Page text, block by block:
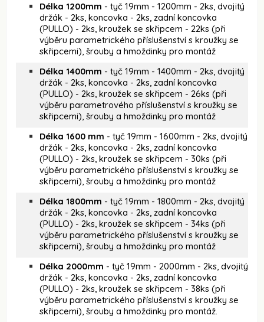
Délka 1200mm - tyč 19mm - 1200mm - 2ks, dvojitý
držák - 2ks, koncovka - 2ks, zadní koncovka
(PULLO) - 2ks, kroužek se skřipcem - 22ks (při
výběru parametrického příslušenství s kroužky se
skřipcemi), šrouby a hmoždinky pro montáž
Délka 1400mm - tyč 19mm - 1400mm - 2ks, dvojitý
držák - 2ks, koncovka - 2ks, zadní koncovka
(PULLO) - 2ks, kroužek se skřipcem - 26ks (při
výběru parametrového příslušenství s kroužky se
skřipcemi), šrouby a hmoždinky pro montáž
Délka 1600 mm - tyč 19mm - 1600mm - 2ks, dvojitý
držák - 2ks, koncovka - 2ks, zadní koncovka
(PULLO) - 2ks, kroužek se skřipcem - 30ks (při
výběru parametrického příslušenství s kroužky se
skřipcemi), šrouby a hmoždinky pro montáž
Délka 1800mm - tyč 19mm - 1800mm - 2ks, dvojitý
držák - 2ks, koncovka - 2ks, zadní koncovka
(PULLO) - 2ks, kroužek se skřipcem - 34ks (při
výběru parametrického příslušenství s kroužky se
skřipcemi), šrouby a hmoždinky pro montáž
Délka 2000mm - tyč 19mm - 2000mm - 2ks, dvojitý
držák - 2ks, koncovka - 2ks, zadní koncovka
(PULLO) - 2ks, kroužek se skřipcem - 38ks (při
výběru parametrického příslušenství s kroužky se
skřipcemi), šrouby a hmoždinky pro montáž.